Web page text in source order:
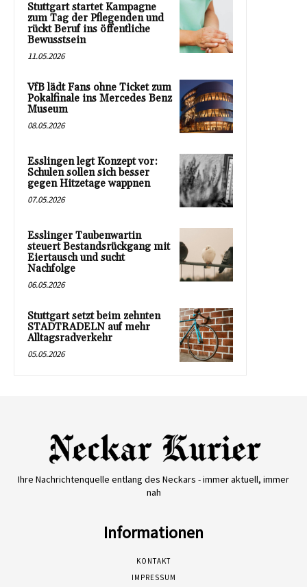
Stuttgart startet Kampagne
zum Tag der Pflegenden und
rückt Beruf ins öffentliche
Bewusstsein
11.05.2026
VfB lädt Fans ohne Ticket zum
Pokalfinale ins Mercedes Benz
Museum
08.05.2026
Esslingen legt Konzept vor:
Schulen sollen sich besser
gegen Hitzetage wappnen
07.05.2026
Esslinger Taubenwartin
steuert Bestandsrückgang mit
Eiertausch und sucht
Nachfolge
06.05.2026
Stuttgart setzt beim zehnten
STADTRADELN auf mehr
Alltagsradverkehr
05.05.2026
Ihre Nachrichtenquelle entlang des Neckars - immer aktuell, immer
nah
Informationen
KONTAKT
IMPRESSUM